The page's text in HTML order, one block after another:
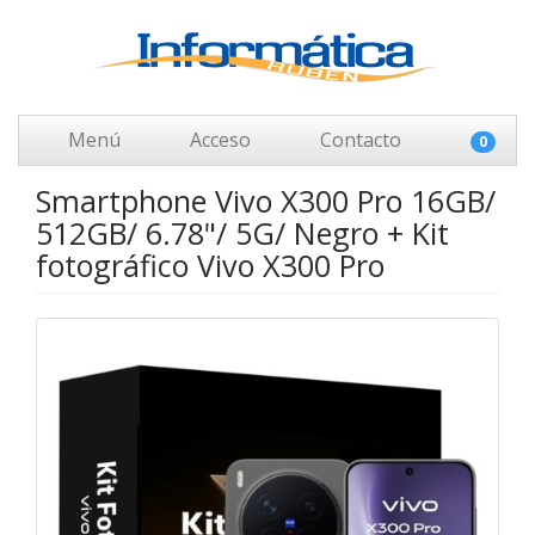
Menú Acceso Contacto 0
Smartphone Vivo X300 Pro 16GB/
512GB/ 6.78"/ 5G/ Negro + Kit
fotográfico Vivo X300 Pro